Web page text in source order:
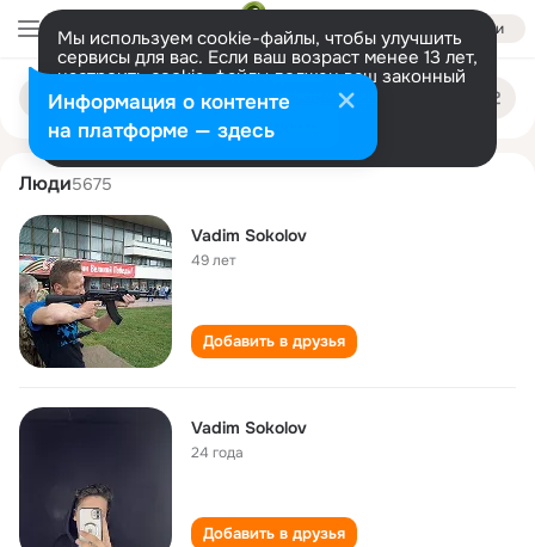
Войти
Мы используем cookie-файлы, чтобы улучшить
сервисы для вас. Если ваш возраст менее 13 лет,
настроить cookie-файлы должен ваш законный
представитель. Больше информации
Разрешить все Настроить
Поиск
людям
vadim sokolov
Люди5675
Vadim Sokolov
49 лет
Добавить в друзья
Vadim Sokolov
24 года
Добавить в друзья
Информация о контенте
на платформе — здесь